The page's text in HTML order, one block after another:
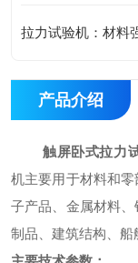
产品介绍
触屏卧式拉力
机主要用于材料和
子产品、金属材料
制品、建筑结构、船